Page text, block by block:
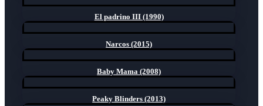
El padrino III (1990)
Narcos (2015)
Baby Mama (2008)
Peaky Blinders (2013)